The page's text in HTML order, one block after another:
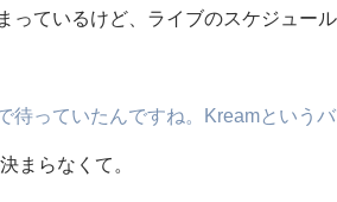
っているけど、ライブのスケジュー
待っていたんですね。Kreamという
まらなくて。